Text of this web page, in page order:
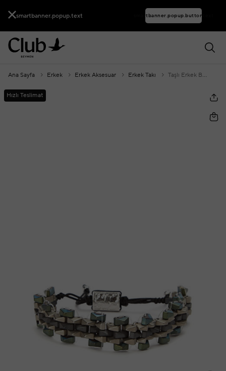
smartbanner.popup.text smartbanner.popup.buttontext
Hızlı Teslimat
Ana Sayfa Erkek Erkek Aksesuar Erkek Takı Taşlı Erkek Bileklik